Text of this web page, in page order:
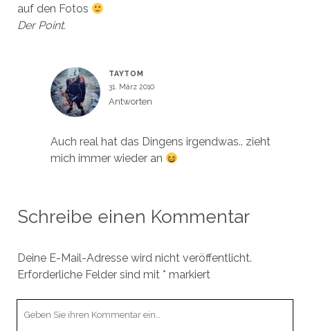
auf den Fotos
Der Point.
TAYTOM
31. März 2010
Antworten
Auch real hat das Dingens irgendwas.. zieht
mich immer wieder an
Schreibe einen Kommentar
Deine E-Mail-Adresse wird nicht veröffentlicht.
Erforderliche Felder sind mit * markiert